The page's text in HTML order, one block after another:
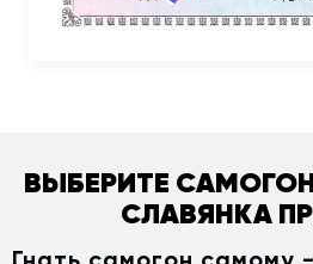
ВЫБЕРИТЕ
СЛАВЯНКА